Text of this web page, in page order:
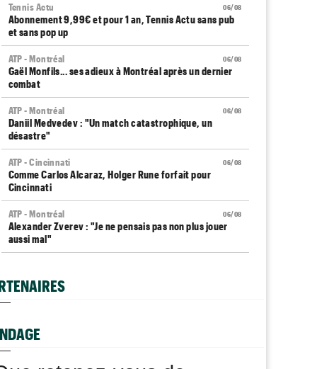
06/08
Tennis Actu
Abonnement 9,99€ et pour 1 an, Tennis Actu sans pub
et sans pop up
06/08
ATP - Montréal
Gaël Monfils... ses adieux à Montréal après un dernier
combat
06/08
ATP - Montréal
Daniil Medvedev : "Un match catastrophique, un
désastre"
06/08
ATP - Cincinnati
Comme Carlos Alcaraz, Holger Rune forfait pour
Cincinnati
06/08
ATP - Montréal
Alexander Zverev : "Je ne pensais pas non plus jouer
aussi mal"
mais..."
Auger-Aliassime, forfait : "Une douleur au niveau du
dos"